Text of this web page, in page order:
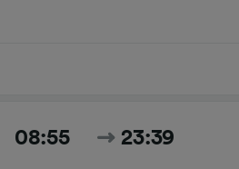
08:55 23:39